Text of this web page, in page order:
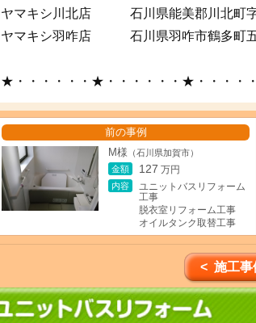
ヤマキシ川北店 石川県能美郡川北町字
ヤマキシ羽咋店 石川県羽咋市鶴多町五
★・・・・・・★・・・・・・★・・・・
前の事例
M様 （石川県加賀市）
金額
127 万円
内容
ユニットバスリフォーム
工事
脱衣室リフォーム工事
オイルタンク取替工事
< 施工事